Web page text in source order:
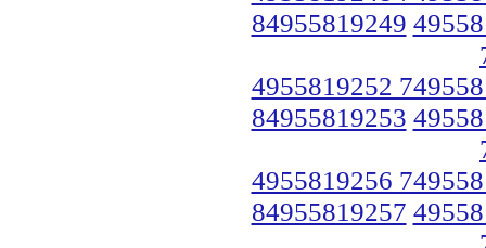
84955819249
4955819252
84955819253
4955819256
84955819257